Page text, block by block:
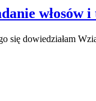
włosów
się dowiedziałam